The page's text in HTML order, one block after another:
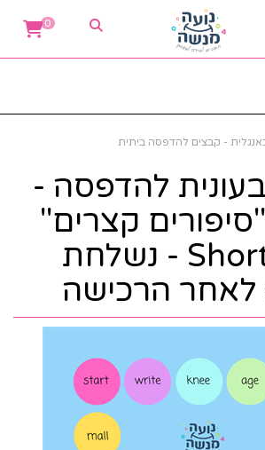
0
- קבצים להדפסה ביתית
להדפסה -
קצרים"
Short Stories - נשלחת
לאחר הרכישה